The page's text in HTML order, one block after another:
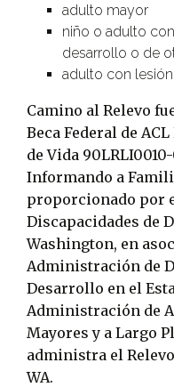
adulto mayor
niño o adulto
desarrollo o de
adulto con
Camino al Relevo
Beca Federal de
de Vida
Informando a
proporcionado por
Discapacidades de
Washington, en
Administración de
Desarrollo en el
Administración de
Mayores y a Largo
administra el
WA.